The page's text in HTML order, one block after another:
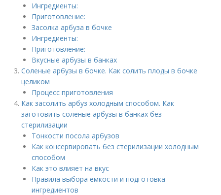
Ингредиенты:
Приготовление:
Засолка арбуза в бочке
Ингредиенты:
Приготовление:
Вкусные арбузы в банках
Соленые арбузы в бочке. Как солить плоды в бочке
целиком
Процесс приготовления
Как засолить арбуз холодным способом. Как
заготовить соленые арбузы в банках без
стерилизации
Тонкости посола арбузов
Как консервировать без стерилизации холодным
способом
Как это влияет на вкус
Правила выбора емкости и подготовка
ингредиентов